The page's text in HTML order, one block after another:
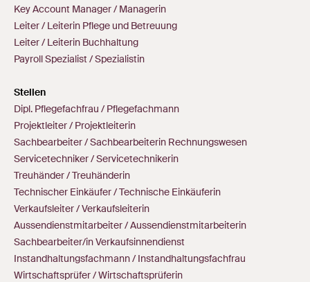
Key Account Manager / Managerin
Leiter / Leiterin Pflege und Betreuung
Leiter / Leiterin Buchhaltung
Payroll Spezialist / Spezialistin
Stellen
Dipl. Pflegefachfrau / Pflegefachmann
Projektleiter / Projektleiterin
Sachbearbeiter / Sachbearbeiterin Rechnungswesen
Servicetechniker / Servicetechnikerin
Treuhänder / Treuhänderin
Technischer Einkäufer / Technische Einkäuferin
Verkaufsleiter / Verkaufsleiterin
Aussendienstmitarbeiter / Aussendienstmitarbeiterin
Sachbearbeiter/in Verkaufsinnendienst
Instandhaltungsfachmann / Instandhaltungsfachfrau
Wirtschaftsprüfer / Wirtschaftsprüferin